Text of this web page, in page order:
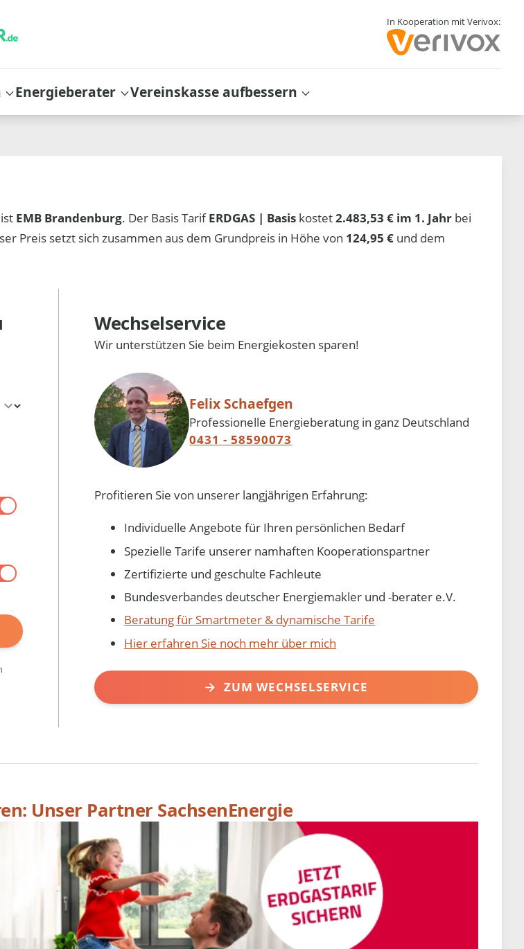
In Kooperation mit Verivox:
Energieberater Vereinskasse aufbessern
ist EMB Brandenburg. Der Basis TarifERDGAS | Basis kostet2.483,53 € im 1. Jahr bei
Preis setzt sich zusammen aus dem Grundpreis in Höhe von 124,95 € und dem
Wechselservice
Wir unterstützen Sie beim Energiekosten sparen!
Felix Schaefgen
Professionelle Energieberatung in ganz Deutschland
0431 - 58590073
Profitieren Sie von unserer langjährigen Erfahrung:
Individuelle Angebote für Ihren persönlichen Bedarf
Spezielle Tarife unserer namhaften Kooperationspartner
Zertifizierte und geschulte Fachleute
Bundesverbandes deutscher Energiemakler und -berater e.V.
Beratung für Smartmeter & dynamische Tarife
Hier erfahren Sie noch mehr über mich
ZUM WECHSELSERVICE
Unser Partner SachsenEnergie